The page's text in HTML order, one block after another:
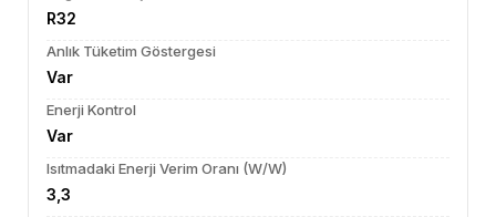
R32
Anlık Tüketim Göstergesi
Var
Enerji Kontrol
Var
Isıtmadaki Enerji Verim Oranı (W/W)
3,3